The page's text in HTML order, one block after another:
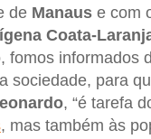
de Manause com
Coata-
fomos informados
sociedade, para
, “é tarefa
, mas também às